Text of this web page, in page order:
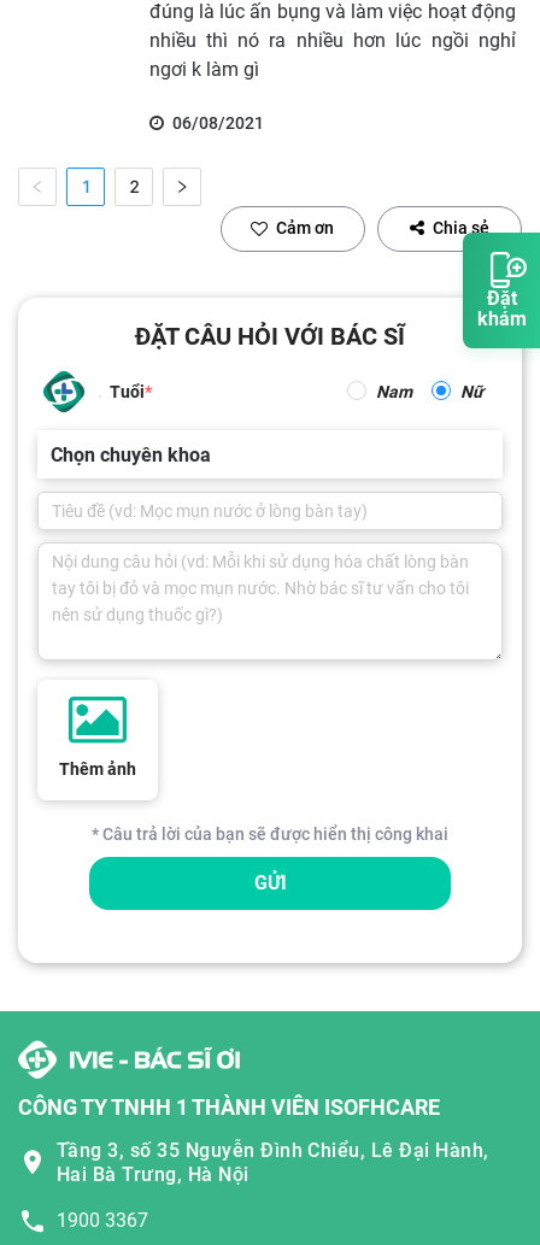
Đặt
khám
đúng là lúc ấn bụng và làm việc hoạt động
nhiều thì nó ra nhiều hơn lúc ngồi nghỉ
ngơi k làm gì
06/08/2021
1 2
Cảm ơn Chia sẻ
ĐẶT CÂU HỎI VỚI BÁC SĨ
Tuổi Nam Nữ
Chọn chuyên khoa
Thêm ảnh
* Câu trả lời của bạn sẽ được hiển thị công khai
GỬI
CÔNG TY TNHH 1 THÀNH VIÊN ISOFHCARE
Tầng 3, số 35 Nguyễn Đình Chiểu, Lê Đại Hành,
Hai Bà Trưng, Hà Nội
1900 3367